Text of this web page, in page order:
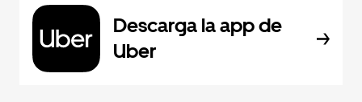
Descarga la app de
Uber